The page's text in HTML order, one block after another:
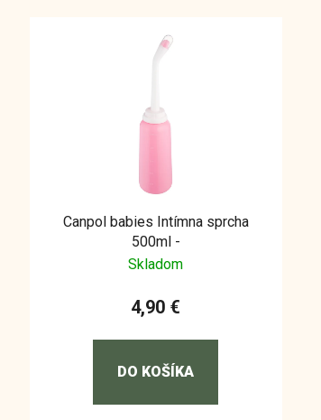
Canpol babies Intímna sprcha
500ml -
Skladom
4,90 €
DO KOŠÍKA